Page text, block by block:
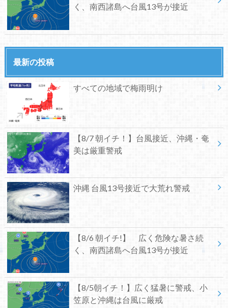
く、南西諸島へ台風13号が接近
最新の投稿
すべての地域で梅雨明け
【8/7 朝イチ！】台風接近、沖縄・奄
美は厳重警戒
沖縄 台風13号接近で大荒れ警戒
【8/6 朝イチ!】 広く危険な暑さ続
く、南西諸島へ台風13号が接近
【8/5朝イチ！】広く猛暑に警戒、小
笠原と沖縄は台風に厳戒